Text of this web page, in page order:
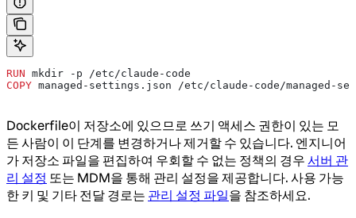
RUN mkdir -p /etc/claude-code
COPY managed-settings.json /etc/claude-code/managed-
Dockerfile이 저장소에 있으므로 쓰기 액세스 권한이 있는 모
든 사람이 이 단계를 변경하거나 제거할 수 있습니다. 엔지니어
가 저장소 파일을 편집하여 우회할 수 없는 정책의 경우 서버 관
리 설정 또는 MDM을 통해 관리 설정을 제공합니다. 사용 가능
한 키 및 기타 전달 경로는 관리 설정 파일을 참조하세요.